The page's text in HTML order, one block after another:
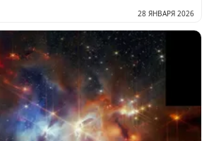
28 ЯНВАРЯ 2026